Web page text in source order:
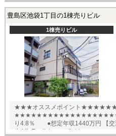
豊島区池袋1丁目の1棟売りビル
1棟売りビル
★★★オススメポイント★★★★★★★★★★★★★ ●
★★★★★★★★★★★★★★★★★★★★★★★★ 【利回
り4.8％ ●想定年収1440万円 【交通】 ●JR山手・埼京線「池袋」駅徒
歩4分 English available